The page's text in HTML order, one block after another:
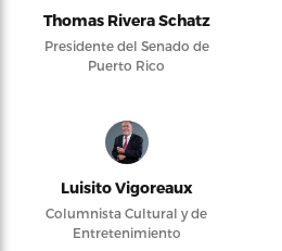
Thomas Rivera Schatz
Presidente del Senado de
Puerto Rico
Luisito Vigoreaux
Columnista Cultural y de
Entretenimiento